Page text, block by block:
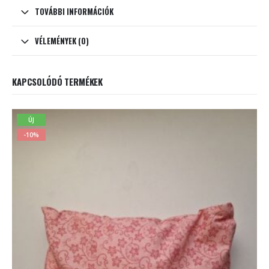
TOVÁBBI INFORMÁCIÓK
VÉLEMÉNYEK (0)
KAPCSOLÓDÓ TERMÉKEK
ÚJ
-10%